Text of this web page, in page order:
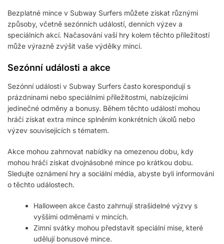
Bezplatné mince v Subway Surfers můžete získat různými
způsoby, včetně sezónních událostí, denních výzev a
speciálních akcí. Načasování vaší hry kolem těchto příležitostí
může výrazně zvýšit vaše výdělky mincí.
Sezónní události a akce
Sezónní události v Subway Surfers často korespondují s
prázdninami nebo speciálními příležitostmi, nabízejícími
jedinečné odměny a bonusy. Během těchto událostí mohou
hráči získat extra mince splněním konkrétních úkolů nebo
výzev souvisejících s tématem.
Akce mohou zahrnovat nabídky na omezenou dobu, kdy
mohou hráči získat dvojnásobné mince po krátkou dobu.
Sledujte oznámení hry a sociální média, abyste byli informováni
o těchto událostech.
Halloween akce často zahrnují strašidelné výzvy s
vyššími odměnami v mincích.
Zimní svátky mohou představit speciální mise, které
udělují bonusové mince.